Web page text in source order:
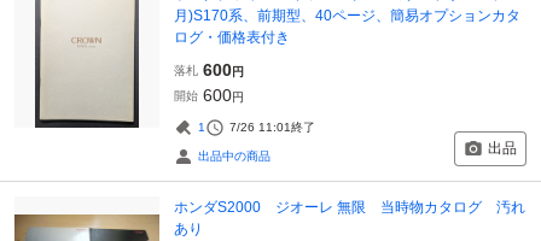
月)S170系、前期型、40ページ、簡易オプションカタ
ログ・価格表付き
落札 600円
開始 600円
1 7/26 11:01終了
出品中の商品 出品
ホンダS2000 ジオーレ 無限 当時物カタログ 汚れ
あり